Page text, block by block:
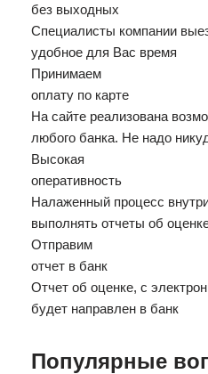
без выходных
Специалисты компании
удобное для Вас время
Принимаем
оплату по карте
На сайте реализована
любого банка. Не надо
Высокая
оперативность
Налаженный процесс
выполнять отчеты об
Отправим
отчет в банк
Отчет об оценке, с
будет направлен в банк
Популярные